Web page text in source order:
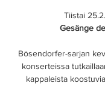
Tiistai
Gesänge
Bösendorfer-sarjan
konserteissa
kappaleista